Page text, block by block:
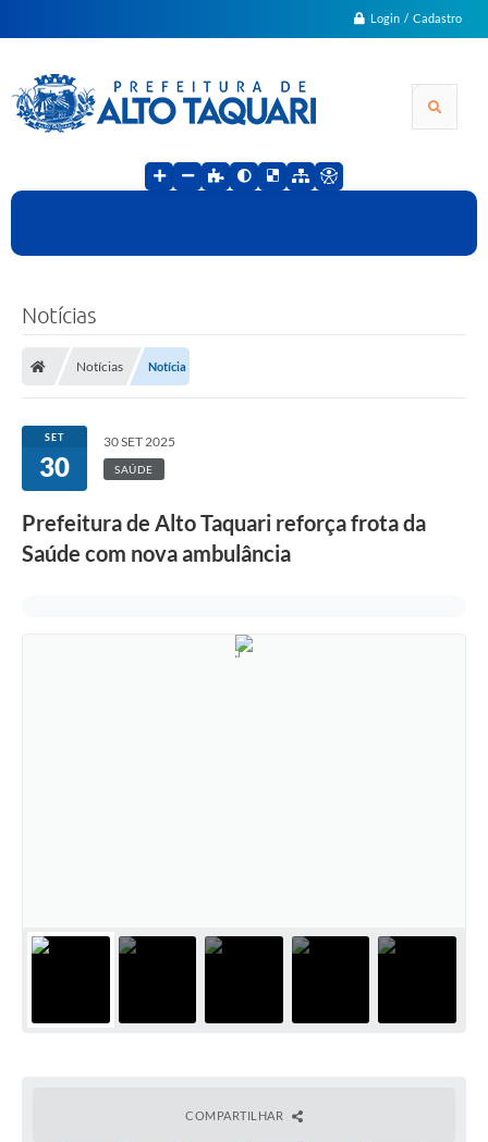
Login / Cadastro
Notícias
Notícias Notícia
SET
30
30 SET 2025
SAÚDE
Prefeitura de Alto Taquari reforça frota da
Saúde com nova ambulância
COMPARTILHAR